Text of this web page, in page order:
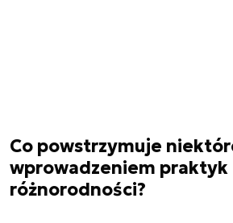
Co powstrzymuje
wprowadzeniem praktyk
różnorodności?